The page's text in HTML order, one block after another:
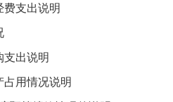
费支出说明
支出说明
占用情况说明